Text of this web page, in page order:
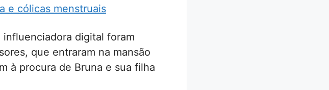
e cólicas menstruais
influenciadora digital foram
que entraram na mansão
à procura de Bruna e sua filha